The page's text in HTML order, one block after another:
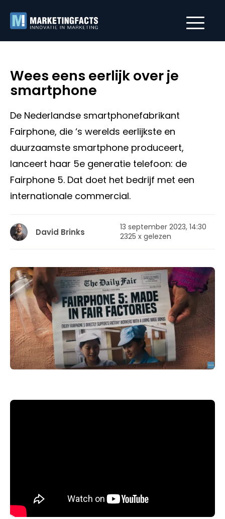
Wees eens eerlijk over je
smartphone
De Nederlandse smartphonefabrikant
Fairphone, die ‘s werelds eerlijkste en
duurzaamste smartphone produceert,
lanceert haar 5e generatie telefoon: de
Fairphone 5. Dat doet het bedrijf met een
internationale commercial.
David Brinks
13 september 2023, 14:30
2325 x gelezen